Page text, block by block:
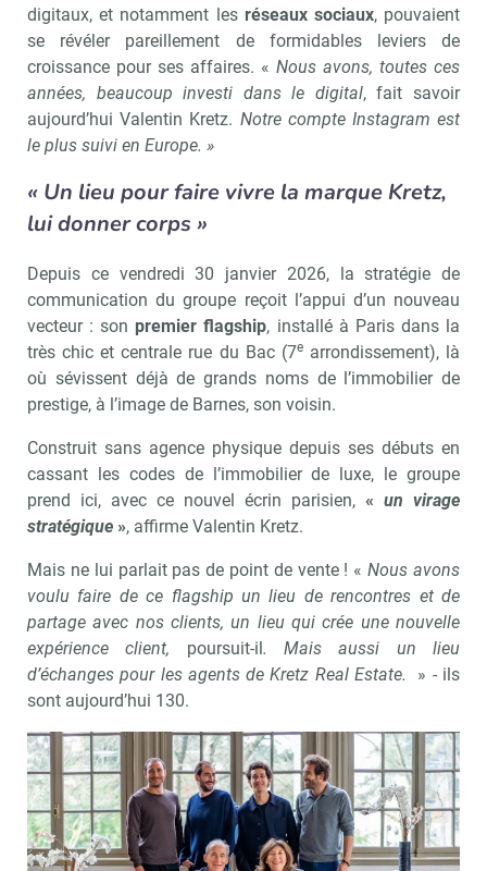
digitaux, et notamment les réseaux sociaux, pouvaient
se révéler pareillement de formidables leviers de
croissance pour ses affaires. « Nous avons, toutes ces
années, beaucoup investi dans le digital, fait savoir
aujourd’hui Valentin Kretz. Notre compte Instagram est
le plus suivi en Europe. »
« Un lieu pour faire vivre la marque Kretz,
lui donner corps »
Depuis ce vendredi 30 janvier 2026, la stratégie de
communication du groupe reçoit l’appui d’un nouveau
vecteur : son premier flagship, installé à Paris dans la
très chic et centrale rue du Bac (7earrondissement), là
où sévissent déjà de grands noms de l’immobilier de
prestige, à l’image de Barnes, son voisin.
Construit sans agence physique depuis ses débuts en
cassant les codes de l’immobilier de luxe, le groupe
prend ici, avec ce nouvel écrin parisien, « un virage
stratégique », affirme Valentin Kretz.
Mais ne lui parlait pas de point de vente ! «Nous avons
voulu faire de ce flagship un lieu de rencontres et de
partage avec nos clients, un lieu qui crée une nouvelle
expérience client, poursuit-il. Mais aussi un lieu
d’échanges pour les agents de Kretz Real Estate.
» - ils
sont aujourd’hui 130.